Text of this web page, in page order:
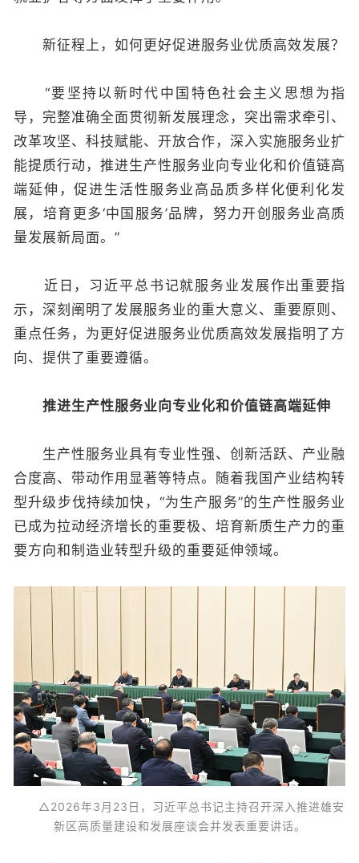
新征程上，如何更好促进服务业优质高效发展？
“要坚持以新时代中国特色社会主义思想为指
导，完整准确全面贯彻新发展理念，突出需求牵引、
改革攻坚、科技赋能、开放合作，深入实施服务业扩
能提质行动，推进生产性服务业向专业化和价值链高
端延伸，促进生活性服务业高品质多样化便利化发
展，培育更多‘中国服务’品牌，努力开创服务业高质
量发展新局面。”
近日，习近平总书记就服务业发展作出重要指
示，深刻阐明了发展服务业的重大意义、重要原则、
重点任务，为更好促进服务业优质高效发展指明了方
向、提供了重要遵循。
推进生产性服务业向专业化和价值链高端延伸
生产性服务业具有专业性强、创新活跃、产业融
合度高、带动作用显著等特点。随着我国产业结构转
型升级步伐持续加快，“为生产服务”的生产性服务业
已成为拉动经济增长的重要极、培育新质生产力的重
要方向和制造业转型升级的重要延伸领域。
△2026年3月23日，习近平总书记主持召开深入推进雄安
新区高质量建设和发展座谈会并发表重要讲话。